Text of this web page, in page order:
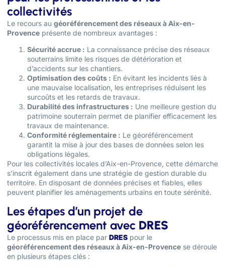
collectivités
Le recours au géoréférencement des réseaux à Aix-en-
Provence présente de nombreux avantages :
Sécurité accrue : La connaissance précise des réseaux
souterrains limite les risques de détérioration et
d’accidents sur les chantiers.
Optimisation des coûts : En évitant les incidents liés à
une mauvaise localisation, les entreprises réduisent les
surcoûts et les retards de travaux.
Durabilité des infrastructures : Une meilleure gestion du
patrimoine souterrain permet de planifier efficacement les
travaux de maintenance.
Conformité réglementaire : Le géoréférencement
garantit la mise à jour des bases de données selon les
obligations légales.
Pour les collectivités locales d’Aix-en-Provence, cette démarche
s’inscrit également dans une stratégie de gestion durable du
territoire. En disposant de données précises et fiables, elles
peuvent planifier les aménagements urbains en toute sérénité.
Les étapes d’un projet de
géoréférencement avec DRES
Le processus mis en place par DRES pour le
géoréférencement des réseaux à Aix-en-Provence se déroule
en plusieurs étapes clés :